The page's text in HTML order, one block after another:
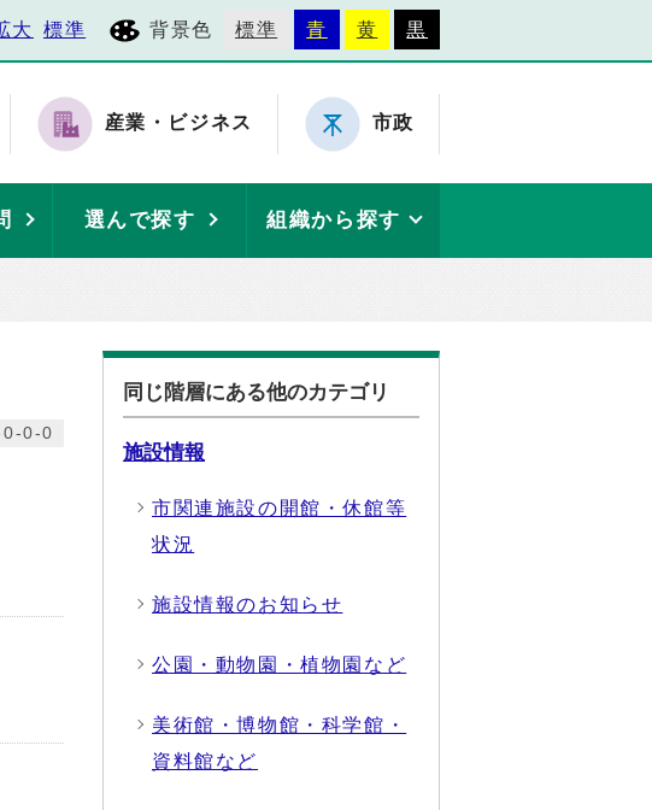
大 標準 背景色 標準 青 黄 黒
産業・ビジネス 市政
選んで探す 組織から探す
0-0-0
同じ階層にある他のカテゴリ
施設情報
市関連施設の開館・休館等
状況
施設情報のお知らせ
公園・動物園・植物園など
美術館・博物館・科学館・
資料館など